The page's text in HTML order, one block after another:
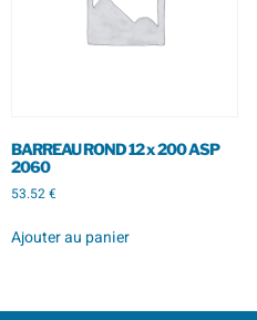
BARREAU ROND 12 x 200 ASP
2060
53.52€
Ajouter au panier